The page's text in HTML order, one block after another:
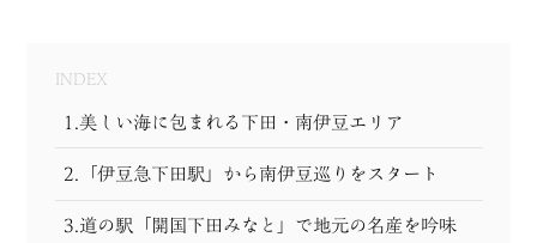
INDEX
1.美しい海に包まれる下田・南伊豆エリア
2.「伊豆急下田駅」から南伊豆巡りをスタート
3.道の駅「開国下田みなと」で地元の名産を吟味